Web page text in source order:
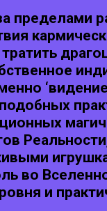
пределами
подобных
во
и